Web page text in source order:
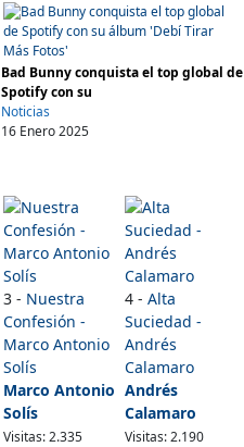
Bad Bunny conquista el top global de
Spotify con su
Noticias
16 Enero 2025
3 - Nuestra
Confesión -
Marco Antonio
Solís
Marco Antonio
Solís
Visitas: 2.335
4 -Alta
Suciedad -
Andrés
Calamaro
Andrés
Calamaro
Visitas: 2.190